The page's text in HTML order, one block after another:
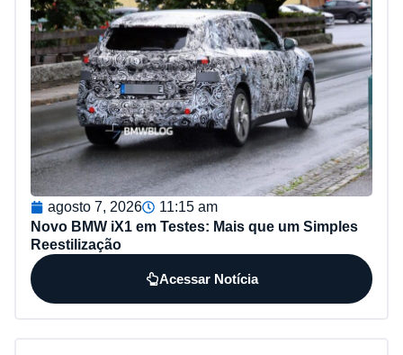
agosto 7, 2026
11:15 am
Novo BMW iX1 em Testes: Mais que um Simples
Reestilização
Acessar Notícia